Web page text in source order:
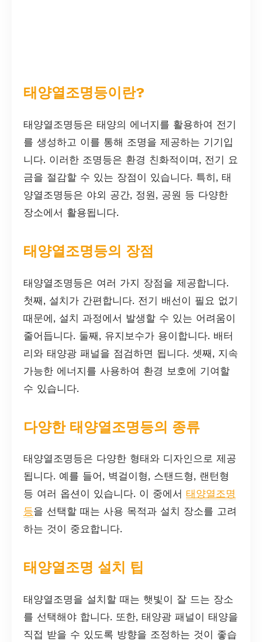
태양열조명등이란?
태양열조명등은 태양의 에너지를 활용하여 전기
를 생성하고 이를 통해 조명을 제공하는 기기입
니다. 이러한 조명등은 환경 친화적이며, 전기 요
금을 절감할 수 있는 장점이 있습니다. 특히, 태
양열조명등은 야외 공간, 정원, 공원 등 다양한
장소에서 활용됩니다.
태양열조명등의 장점
태양열조명등은 여러 가지 장점을 제공합니다.
첫째, 설치가 간편합니다. 전기 배선이 필요 없기
때문에, 설치 과정에서 발생할 수 있는 어려움이
줄어듭니다. 둘째, 유지보수가 용이합니다. 배터
리와 태양광 패널을 점검하면 됩니다. 셋째, 지속
가능한 에너지를 사용하여 환경 보호에 기여할
수 있습니다.
다양한 태양열조명등의 종류
태양열조명등은 다양한 형태와 디자인으로 제공
됩니다. 예를 들어, 벽걸이형, 스탠드형, 랜턴형
등 여러 옵션이 있습니다. 이 중에서 태양열조명
등을 선택할 때는 사용 목적과 설치 장소를 고려
하는 것이 중요합니다.
태양열조명 설치 팁
태양열조명을 설치할 때는 햇빛이 잘 드는 장소
를 선택해야 합니다. 또한, 태양광 패널이 태양을
직접 받을 수 있도록 방향을 조정하는 것이 좋습